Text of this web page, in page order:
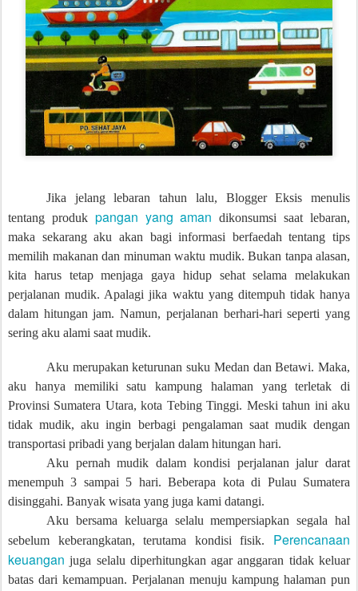
Jika jelang lebaran tahun lalu, Blogger Eksis menulis
tentang produk pangan yang aman dikonsumsi saat lebaran,
maka sekarang aku akan bagi informasi berfaedah tentang tips
memilih makanan dan minuman waktu mudik. Bukan tanpa alasan,
kita harus tetap menjaga gaya hidup sehat selama melakukan
perjalanan mudik. Apalagi jika waktu yang ditempuh tidak hanya
dalam hitungan jam. Namun, perjalanan berhari-hari seperti yang
sering aku alami saat mudik.
Aku merupakan keturunan suku Medan dan Betawi. Maka,
aku hanya memiliki satu kampung halaman yang terletak di
Provinsi Sumatera Utara, kota Tebing Tinggi. Meski tahun ini aku
tidak mudik, aku ingin berbagi pengalaman saat mudik dengan
transportasi pribadi yang berjalan dalam hitungan hari.
Aku pernah mudik dalam kondisi perjalanan jalur darat
menempuh 3 sampai 5 hari. Beberapa kota di Pulau Sumatera
disinggahi. Banyak wisata yang juga kami datangi.
Aku bersama keluarga selalu mempersiapkan segala hal
sebelum keberangkatan, terutama kondisi fisik. Perencanaan
keuangan juga selalu diperhitungkan agar anggaran tidak keluar
batas dari kemampuan. Perjalanan menuju kampung halaman pun